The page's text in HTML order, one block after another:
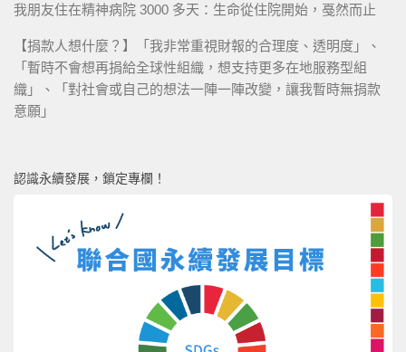
我朋友住在精神病院 3000 多天：生命從住院開始，戞然而止
【捐款人想什麼？】「我非常重視財報的合理度、透明度」、
「暫時不會想再捐給全球性組織，想支持更多在地服務型組
織」、「對社會或自己的想法一陣一陣改變，讓我暫時無捐款
意願」
認識永續發展，鎖定專欄！